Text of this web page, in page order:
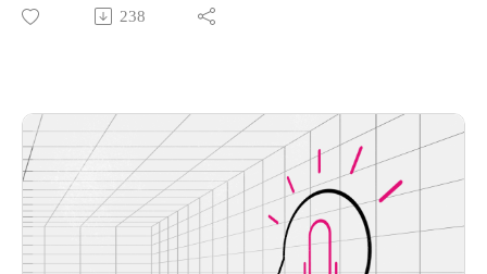
kollégánkkal beszélgettünk. Többek között arról, hogyan
hatott szakmai pályafutására a gyermekvállalás, milyen
podcast teljes epizódját!
238